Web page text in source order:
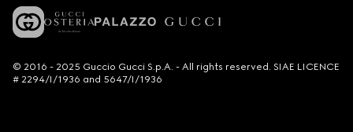
© 2016 - 2025 Guccio Gucci S.p.A. - All rights reserved. SIAE LICENCE
# 2294/I/1936 and 5647/I/1936